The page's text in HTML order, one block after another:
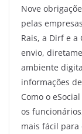
Nove
pelas
Rais, a Dirf e
envio,
ambiente
informações
Como o
os
mais fácil para